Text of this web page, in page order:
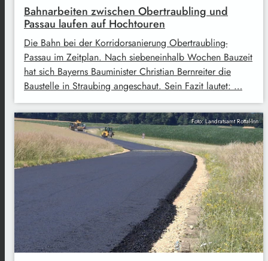
Bahnarbeiten zwischen Obertraubling und
Passau laufen auf Hochtouren
Die Bahn bei der Korridorsanierung Obertraubling-
Passau im Zeitplan. Nach siebeneinhalb Wochen Bauzeit
hat sich Bayerns Bauminister Christian Bernreiter die
Baustelle in Straubing angeschaut. Sein Fazit lautet: …
Foto: Landratsamt Rottal-Inn